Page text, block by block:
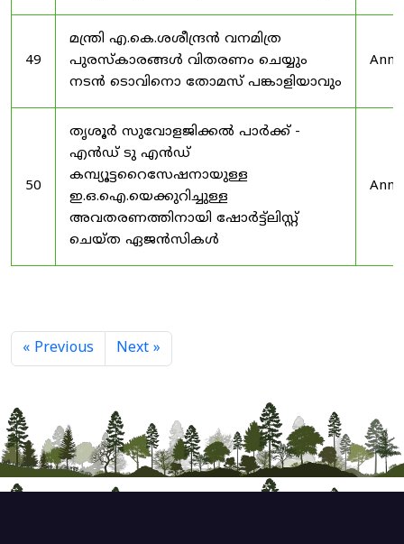
49
മന്ത്രി എ.കെ.ശശീന്ദ്രൻ വനമിത്ര
പുരസ്‌കാരങ്ങൾ വിതരണം ചെയ്യും
നടൻ ടൊവിനൊ തോമസ് പങ്കാളിയാവും
50
തൃശൂർ സുവോളജിക്കൽ പാർക്ക് -
എൻഡ് ടു എൻഡ്
കമ്പ്യൂട്ടറൈസേഷനായുള്ള
ഇ.ഒ.ഐ.യെക്കുറിച്ചുള്ള
അവതരണത്തിനായി ഷോർട്ട്‌ലിസ്റ്റ്
ചെയ്ത ഏജൻസികൾ
« Previous Next »